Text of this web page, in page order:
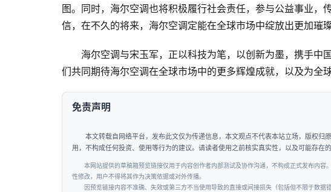
图。同时，海尔空调也将积极履行社会责任，参与公益事业，
信，在不久的将来，海尔空调定能在全球市场中绽放出更加璀
海尔空调与宋玉军，正以科技为笔，以创新为墨，携手
们共同期待海尔空调在全球市场中的更多辉煌成就，以及为全
免责声明
本文转载自网络平台，发布此文仅为传递信息，本文观点不代表本站立场，版权
用，不构成任何投资、使用等行为的建议。请读者使用之前核实真实性，以及可能存在
本网站提供的草稿箱预览链接仅用于内容创作者内部测试及协作沟通，不构成正式发布内
性修改，用户不得将其作为决策依据或对外传播。
因预览链接内容不准确、失效或第三方不当使用导致的直接或间接损失（包括但不限于数